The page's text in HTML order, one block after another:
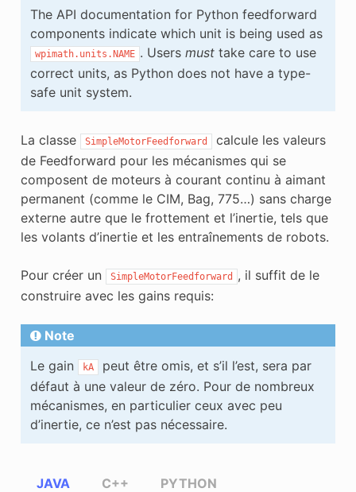
The API documentation for Python feedforward
components indicate which unit is being used as
wpimath.units.NAME . Users musttake care to use
correct units, as Python does not have a type-
safe unit system.
La classe SimpleMotorFeedforward
calcule les valeurs
de Feedforward pour les mécanismes qui se
composent de moteurs à courant continu à aimant
permanent (comme le CIM, Bag, 775…) sans charge
externe autre que le frottement et l’inertie, tels que
les volants d’inertie et les entraînements de robots.
Pour créer un SimpleMotorFeedforward
, il suffit de le
construire avec les gains requis:
Note
Le gain
kA
peut être omis, et s’il l’est, sera par
défaut à une valeur de zéro. Pour de nombreux
mécanismes, en particulier ceux avec peu
d’inertie, ce n’est pas nécessaire.
JAVA C++ PYTHON